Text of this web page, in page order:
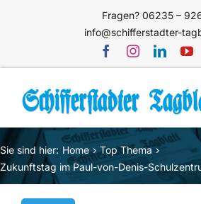
Fragen? 06235 –
info@schifferstadter-
Home
Themen
Blog
Sie sind hier: Home
Top Thema
Zukunftstag im Paul-von-Denis-